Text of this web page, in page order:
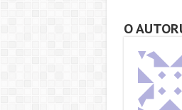
O